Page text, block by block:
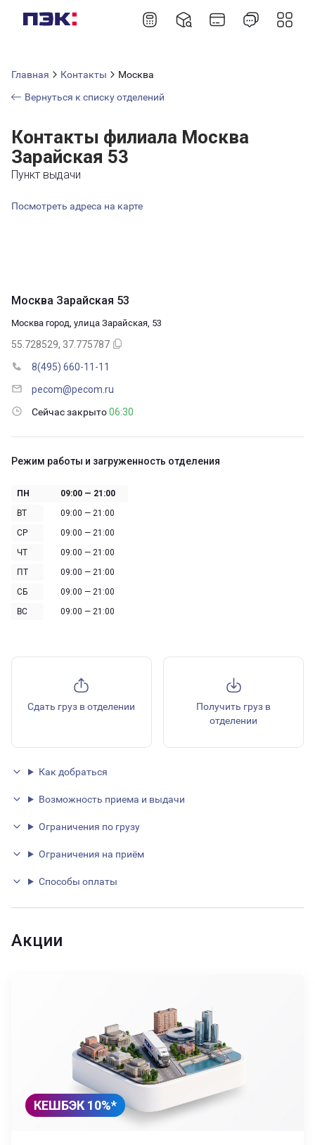
Главная Контакты
Москва
Вернуться к списку отделений
Контакты филиала Москва
Зарайская 53
Пункт выдачи
Посмотреть адреса на карте
Москва Зарайская 53
Москва город, улица Зарайская, 53
55.728529, 37.775787
8(495) 660-11-11
pecom@pecom.ru
Сейчас закрыто06:30
Режим работы и загруженность отделения
ПН
09:00 — 21:00
ВТ
09:00 — 21:00
СР
09:00 — 21:00
ЧТ
09:00 — 21:00
ПТ
09:00 — 21:00
СБ
09:00 — 21:00
ВС
09:00 — 21:00
Сдать груз в отделении
Получить груз в
отделении
Как добраться
Возможность приема и выдачи
Ограничения по грузу
Ограничения на приём
Способы оплаты
Акции
КЕШБЭК 10%*